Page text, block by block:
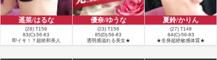
ご確認 デリケートな果物だから気をつけようね 「かわいい色合いで いい香り
もするし どっちがまりあさんか分からないね」 「また〜うまいこと言うんだ
から〜」 っと嬉しそうなまりあさんなのでした この空気感を味わうために通
ってるんだよ 初めてお会いしてからちょうど1年 会うたびに自身の感覚が研ぎ
澄まされ プライベートもかなり充実してきました ほんとにありがとうござい
遥菜/はるな
(28) T159
83(C)-56-83
即イキ！？超絶和美人
優奈/ゆうな
(23) T158
85(D)-56-83
透明感溢れる美女★
夏鈴/かりん
(27) T148
84(C)-56-83
★全身超絶敏感体質★